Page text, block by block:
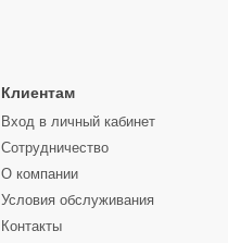
Клиентам
Вход в личный кабинет
Сотрудничество
О компании
Условия обслуживания
Контакты